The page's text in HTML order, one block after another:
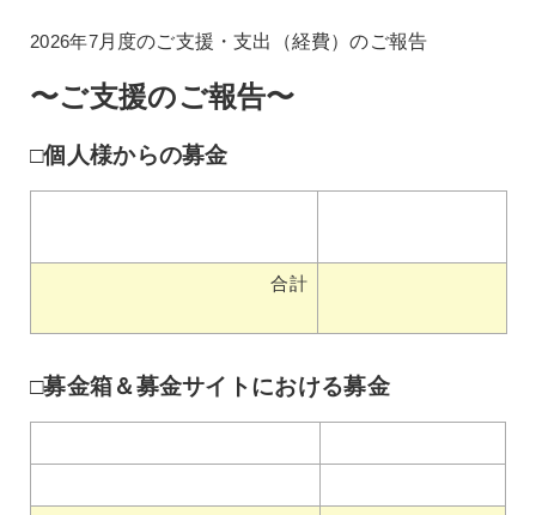
2026年7月度のご支援・支出（経費）のご報告
〜ご支援のご報告〜
□個人様からの募金
合計
□募金箱＆募金サイトにおける募金